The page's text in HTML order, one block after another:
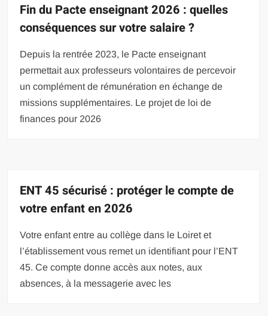
Fin du Pacte enseignant 2026 : quelles
conséquences sur votre salaire ?
Depuis la rentrée 2023, le Pacte enseignant
permettait aux professeurs volontaires de percevoir
un complément de rémunération en échange de
missions supplémentaires. Le projet de loi de
finances pour 2026
ENT 45 sécurisé : protéger le compte de
votre enfant en 2026
Votre enfant entre au collège dans le Loiret et
l’établissement vous remet un identifiant pour l’ENT
45. Ce compte donne accès aux notes, aux
absences, à la messagerie avec les